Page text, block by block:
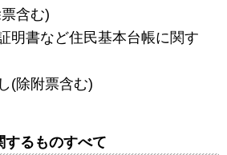
含む)
明書など住民基本台帳に関す
(除附票含む)
するものすべて